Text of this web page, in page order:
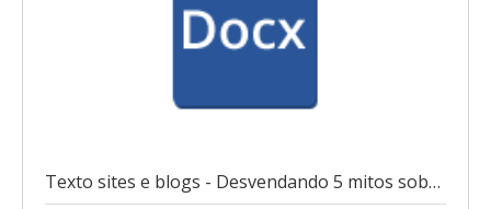
Texto sites e blogs - Desvendando 5 mitos sobre tr